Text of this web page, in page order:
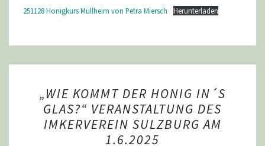
PETRA
251128 Honigkurs Müllheim von Petra Miersch Herunterladen
KOMMT
DER
HONIG
„WIE KOMMT DER HONIG IN´S
GLAS?“ VERANSTALTUNG DES
IMKERVEREIN SULZBURG AM
1.6.2025